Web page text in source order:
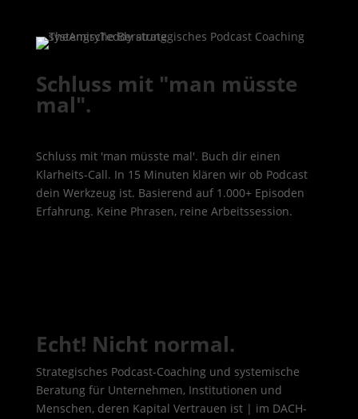
Schluss mit "man müsste
mal".
Schluss mit 'man müsste mal'. Buch dir einen
Klarheits-Call. In 15 Minuten klären wir ob Podcast
dein Werkzeug ist. Basierend auf 1.000+ Episoden
Erfahrung. Keine Phrasen, reine Arbeitssession.
Echt! Nicht normal.
Strategisches Podcast-Coaching und systemische
Beratung für Unternehmen, Institutionen und
Menschen, deren Kapital Vertrauen ist | im DACH-